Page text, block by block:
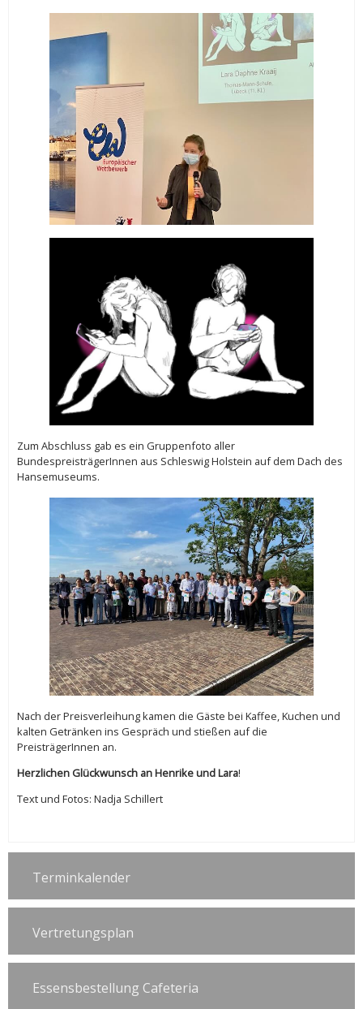
Zum Abschluss gab es ein Gruppenfoto aller
BundespreisträgerInnen aus Schleswig Holstein auf dem Dach des
Hansemuseums.
Nach der Preisverleihung kamen die Gäste bei Kaffee, Kuchen und
kalten Getränken ins Gespräch und stießen auf die
PreisträgerInnen an.
Herzlichen Glückwunsch an Henrike und Lara!
Text und Fotos: Nadja Schillert
Terminkalender
Vertretungsplan
Essensbestellung Cafeteria